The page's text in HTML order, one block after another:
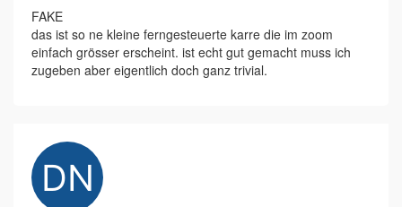
FAKE
das ist so ne kleine ferngesteuerte karre die im zoom
einfach grösser erscheint. ist echt gut gemacht muss ich
zugeben aber eigentlich doch ganz trivial.